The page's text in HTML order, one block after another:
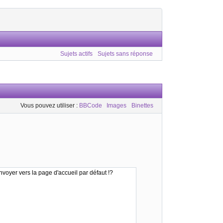
Sujets actifs Sujets sans réponse
Vous pouvez utiliser : BBCode Images Binettes